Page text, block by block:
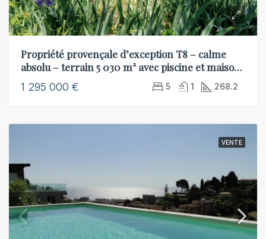
Propriété provençale d’exception T8 – calme
absolu – terrain 5 030 m² avec piscine et maison
d’amis T2
1 295 000 € 5 1 268.2
VENTE